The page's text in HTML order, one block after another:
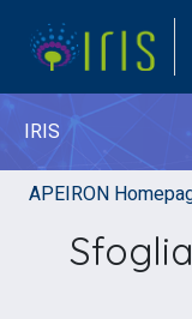
IRIS
APEIRON